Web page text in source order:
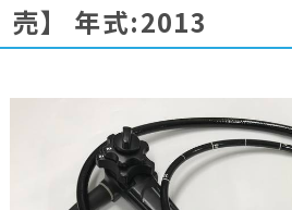
売】
年式:2013